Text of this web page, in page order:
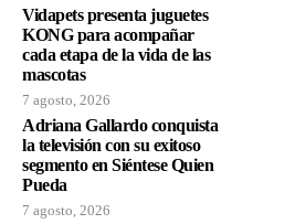
Vidapets presenta juguetes
KONG para acompañar
cada etapa de la vida de las
mascotas
7 agosto, 2026
Adriana Gallardo conquista
la televisión con su exitoso
segmento en Siéntese Quien
Pueda
7 agosto, 2026